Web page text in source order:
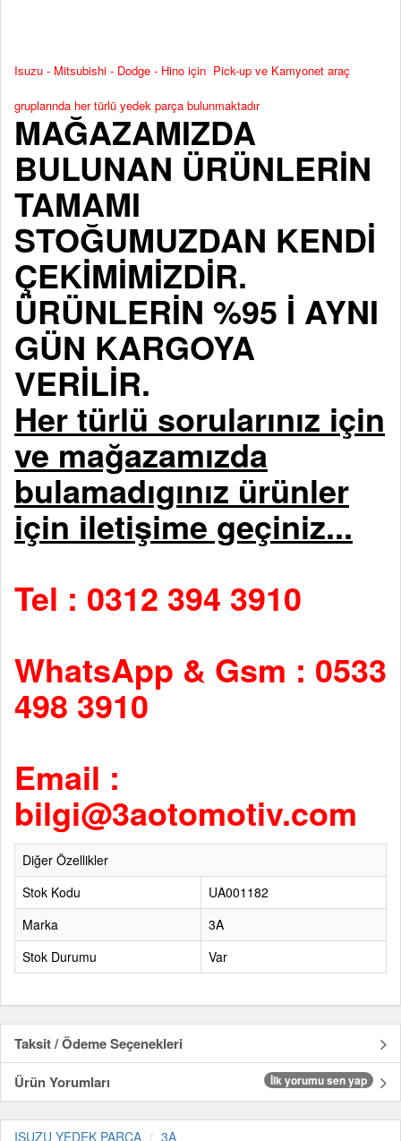
Isuzu - Mitsubishi - Dodge - Hino için Pick-up ve Kamyonet araç
gruplarında her türlü yedek parça bulunmaktadır
MAĞAZAMIZDA
BULUNAN ÜRÜNLERİN
TAMAMI
STOĞUMUZDAN KENDİ
ÇEKİMİMİZDİR.
ÜRÜNLERİN %95 İ AYNI
GÜN KARGOYA
VERİLİR.
Her türlü sorularınız için
ve mağazamızda
bulamadıgınız ürünler
için iletişime geçiniz...
Tel : 0312 394 3910
WhatsApp & Gsm : 0533
498 3910
Email :
bilgi@3aotomotiv.com
Diğer Özellikler
Stok Kodu
UA001182
Marka
3A
Stok Durumu
Var
Taksit / Ödeme Seçenekleri
Ürün Yorumları
İlk yorumu sen yap
ISUZU YEDEK PARÇA 3A